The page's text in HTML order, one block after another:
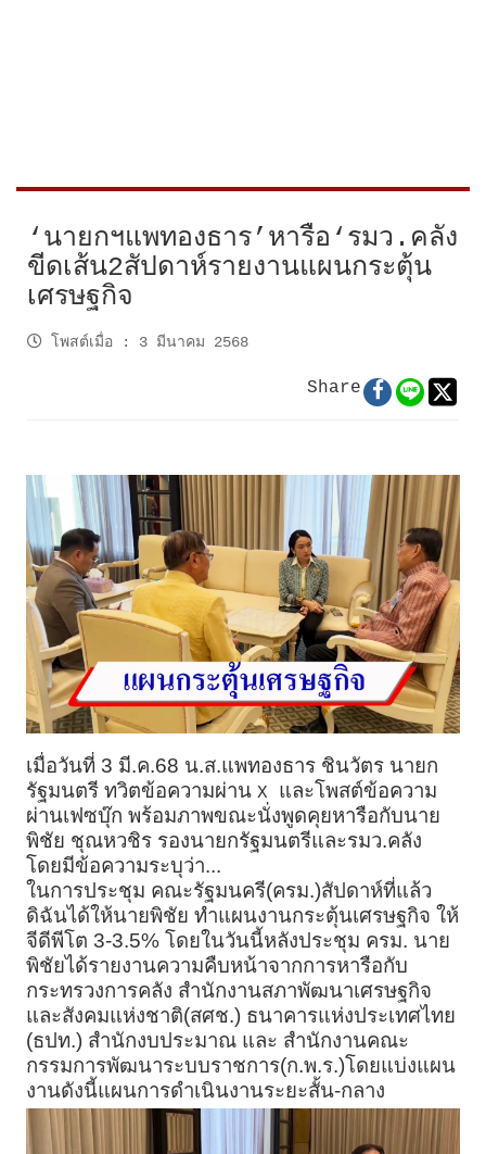
‘นายกฯแพทองธาร’หารือ‘รมว.คลัง
ขีดเส้น2สัปดาห์รายงานแผนกระตุ้น
เศรษฐกิจ
โพสต์เมื่อ : 3 มีนาคม 2568
Share
เมื่อวันที่ 3 มี.ค.68 น.ส.แพทองธาร ชินวัตร นายก
รัฐมนตรี ทวิตข้อความผ่าน X และโพสต์ข้อความ
ผ่านเฟซบุ๊ก พร้อมภาพขณะนั่งพูดคุยหารือกับนาย
พิชัย ชุณหวชิร รองนายกรัฐมนตรีและรมว.คลัง
โดยมีข้อความระบุว่า...
ในการประชุม คณะรัฐมนครี(ครม.)สัปดาห์ที่แล้ว
ดิฉันได้ให้นายพิชัย ทำแผนงานกระตุ้นเศรษฐกิจ ให้
จีดีพีโต 3-3.5% โดยในวันนี้หลังประชุม ครม. นาย
พิชัยได้รายงานความคืบหน้าจากการหารือกับ
กระทรวงการคลัง สำนักงานสภาพัฒนาเศรษฐกิจ
และสังคมแห่งชาติ(สศช.) ธนาคารแห่งประเทศไทย
(ธปท.) สำนักงบประมาณ และ สำนักงานคณะ
กรรมการพัฒนาระบบราชการ(ก.พ.ร.)โดยแบ่งแผน
งานดังนี้แผนการดำเนินงานระยะสั้น-กลาง